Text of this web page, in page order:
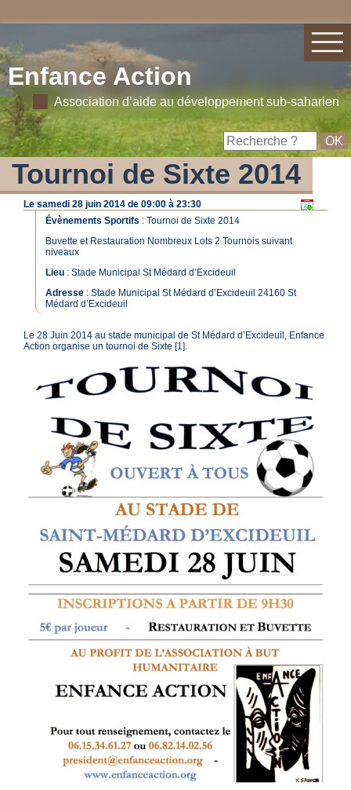
Enfance Action
Association d’aide au développement sub-saharien
Tournoi de Sixte 2014
Le samedi 28 juin 2014 de 09:00 à 23:30
Évènements Sportifs : Tournoi de Sixte 2014
Buvette et Restauration Nombreux Lots 2 Tournois suivant
niveaux
Lieu: Stade Municipal St Médard d’Excideuil
Adresse: Stade Municipal St Médard d’Excideuil 24160 St
Médard d’Excideuil
Le 28 Juin 2014 au stade municipal de St Médard d’Excideuil, Enfance
Action organise un tournoi de Sixte [1].